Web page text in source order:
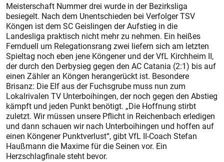
Meisterschaft Nummer drei wurde in der Bezirksliga
besiegelt. Nach dem Unentschieden bei Verfolger TSV
Köngen ist dem SC Geislingen der Aufstieg in die
Landesliga praktisch nicht mehr zu nehmen. Ein heißes
Fernduell um Relegationsrang zwei liefern sich am letzten
Spieltag noch eben jene Köngener und der VfL Kirchheim II,
der durch den Derbysieg gegen den AC Catania (2:1) bis auf
einen Zähler an Köngen herangerückt ist. Besondere
Brisanz: Die Elf aus der Fuchsgrube muss nun zum
Lokalrivalen TV Unterboihingen, der noch gegen den Abstieg
kämpft und jeden Punkt benötigt. „Die Hoffnung stirbt
zuletzt. Wir müssen unsere Pflicht in Reichenbach erledigen
und dann schauen wir nach Unterboihingen und hoffen auf
einen Köngener Punktverlust“, gibt VfL II-Coach Stefan
Haußmann die Maxime für die Seinen vor. Ein
Herzschlagfinale steht bevor.